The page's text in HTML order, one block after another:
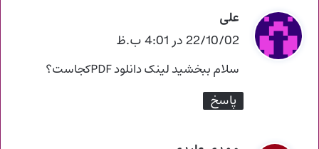
علی
ف
ت
22/10/02 در 4:01 ب.ظ
سلام ببخشید لینک دانلود PDFکجاست؟
پاسخ